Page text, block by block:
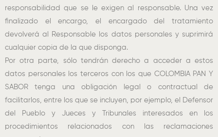
responsabilidad que se le exigen al responsable. Una vez
finalizado el encargo, el encargado del tratamiento
devolverá al Responsable los datos personales y suprimirá
cualquier copia de la que disponga.
Por otra parte, sólo tendrán derecho a acceder a estos
datos personales los terceros con los que COLOMBIA PAN Y
SABOR tenga una obligación legal o contractual de
facilitarlos, entre los que se incluyen, por ejemplo, el Defensor
del Pueblo y Jueces y Tribunales interesados en los
procedimientos relacionados con las reclamaciones